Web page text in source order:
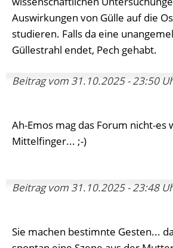
Auswirkungen von Gülle auf die
studieren. Falls da eine
Güllestrahl endet, Pech gehabt.
Beitrag vom 31.10.2025 - 23:50
Ah-Emos mag das Forum nicht-es
Mittelfinger... ;-)
Beitrag vom 31.10.2025 - 23:48
Sie machen bestimnte Gesten...